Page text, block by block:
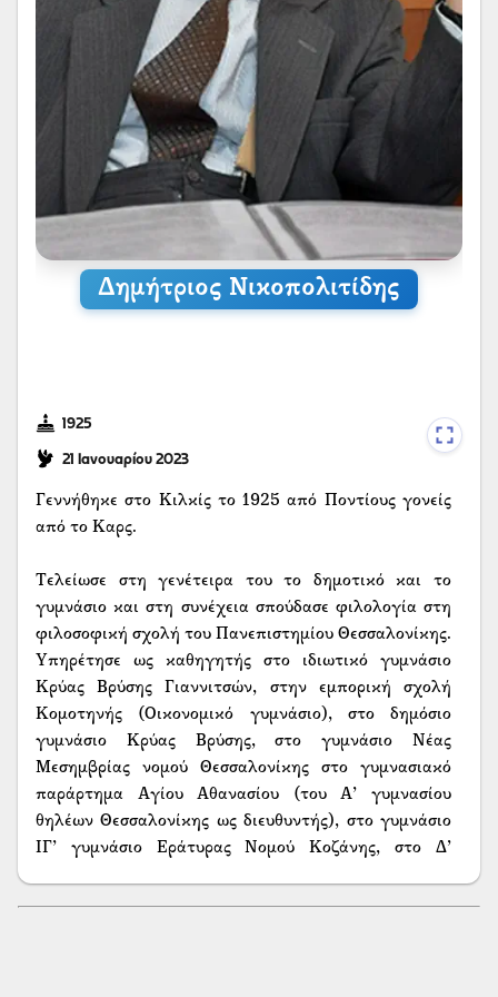
Δημήτριος Νικοπολιτίδης
1925
21 Ιανουαρίου 2023
Γεννήθηκε στο Κιλκίς το 1925 από Ποντίους γονείς
από το Καρς.
Τελείωσε στη γενέτειρα του το δημοτικό και το
γυμνάσιο και στη συνέχεια σπούδασε φιλολογία στη
φιλοσοφική σχολή του Πανεπιστημίου Θεσσαλονίκης.
Υπηρέτησε ως καθηγητής στο ιδιωτικό γυμνάσιο
Κρύας Βρύσης Γιαννιτσών, στην εμπορική σχολή
Κομοτηνής (Οικονομικό γυμνάσιο), στο δημόσιο
γυμνάσιο Κρύας Βρύσης, στο γυμνάσιο Νέας
Μεσημβρίας νομού Θεσσαλονίκης στο γυμνασιακό
παράρτημα Αγίου Αθανασίου (του Α’ γυμνασίου
θηλέων Θεσσαλονίκης ως διευθυντής), στο γυμνάσιο
ΙΓ’ γυμνάσιο Εράτυρας Νομού Κοζάνης, στο Δ’